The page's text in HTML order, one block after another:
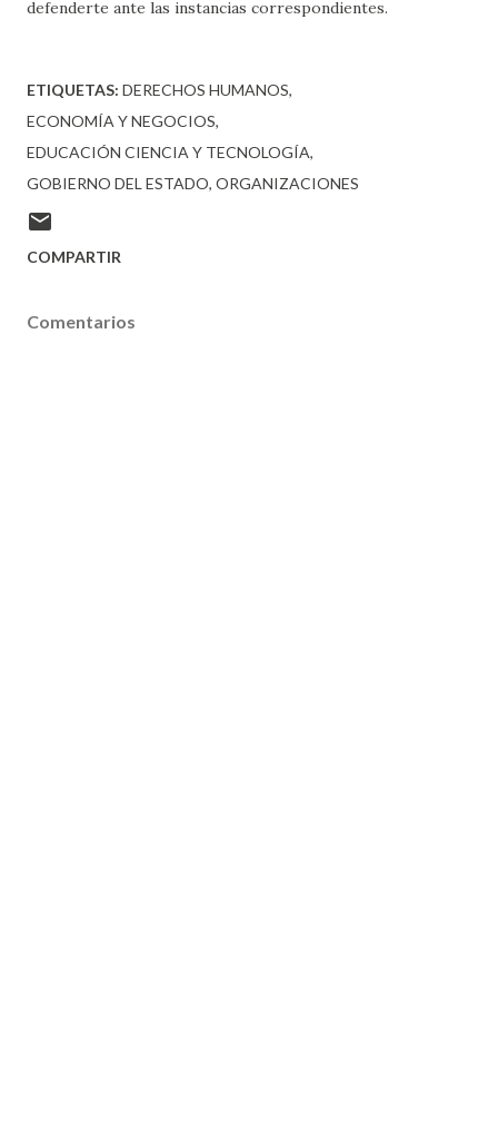
defenderte ante las instancias correspondientes.
ETIQUETAS: DERECHOS HUMANOS
ECONOMÍA Y NEGOCIOS
EDUCACIÓN CIENCIA Y TECNOLOGÍA
GOBIERNO DEL ESTADO ORGANIZACIONES
COMPARTIR
Comentarios